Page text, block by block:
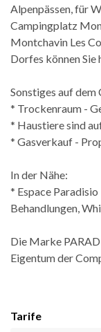
Alpenpässen, für
Campingplatz
Montchavin Les
Dorfes können Sie
Sonstiges auf
* Trockenraum -
* Haustiere sind
* Gasverkauf -
In der Nähe:
* Espace
Behandlungen,
Die Marke
Eigentum der
Tarife